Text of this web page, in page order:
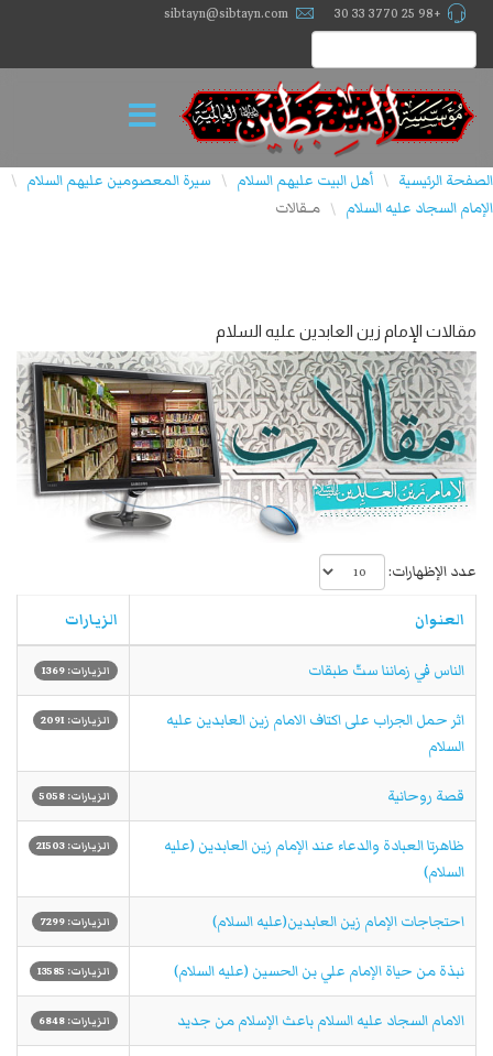
+98 25 3770 33 30
sibtayn@sibtayn.com
الصفحة الرئيسية \ أهل البيت عليهم السلام \ سيرة المعصومين عليهم السلام \
الإمام السجاد عليه السلام \ مــقالات
مقالات الإمام زين العابدين عليه السلام
عدد الإظهارات:
العنوان الزيارات
الناس في زماننا ستّ طبقات الزيارات: 1369
اثر حمل الجراب على اكتاف الامام زين العابدين عليه
السلام
الزيارات: 2091
قصة روحانية الزيارات: 5058
ظاهرتا العبادة والدعاء عند الإمام زين العابدين (عليه
السلام)
الزيارات: 21503
احتجاجات الإمام زين العابدين(عليه السلام) الزيارات: 7299
نبذة من حياة الإمام علي بن الحسين (عليه السلام) الزيارات: 13585
الامام السجاد علیه السلام باعث الإسلام من جديد الزيارات: 6848